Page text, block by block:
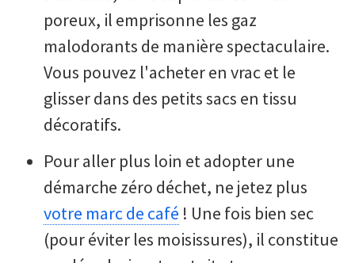
poreux, il emprisonne les gaz
malodorants de manière spectaculaire.
Vous pouvez l'acheter en vrac et le
glisser dans des petits sacs en tissu
décoratifs.
Pour aller plus loin et adopter une
démarche zéro déchet, ne jetez plus
votre marc de café ! Une fois bien sec
(pour éviter les moisissures), il constitue